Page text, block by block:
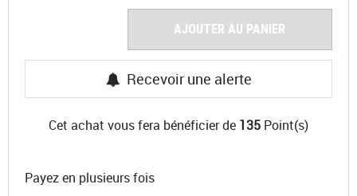
AJOUTER AU PANIER
Recevoir une alerte
Cet achat vous fera bénéficier de 135 Point(s)
Payez en plusieurs fois